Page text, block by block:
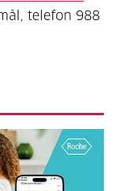
telefon 988